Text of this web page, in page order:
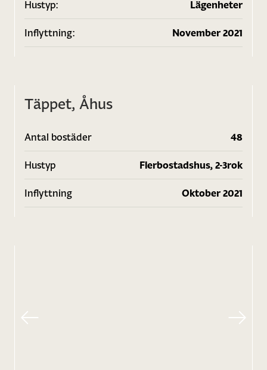
Hustyp: Lägenheter
Inflyttning: November 2021
Täppet, Åhus
Antal bostäder 48
Hustyp Flerbostadshus, 2-3rok
Inflyttning Oktober 2021